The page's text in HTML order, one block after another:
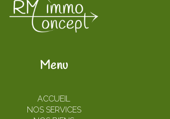
Menu
ACCUEIL
NOS SERVICES